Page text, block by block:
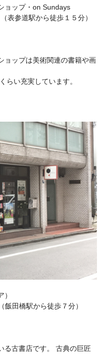
ョップ・on Sundays
参道駅から徒歩１５分）
ョップは美術関連の書籍や画
らい充実しています。
田橋駅から徒歩７分）
る古書店です。 古典の巨匠